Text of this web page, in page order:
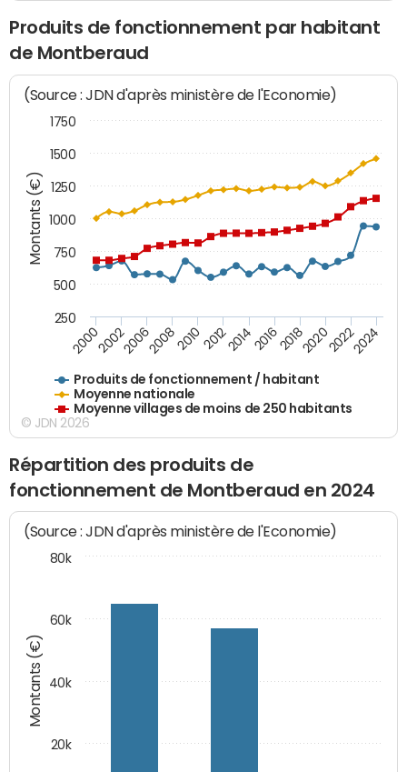
Produits de fonctionnement par habitant
de Montberaud
Montants (€)
(Source : JDN d'après ministère de l'Economie)
Produits de fonctionnement / habitant
Moyenne nationale
Moyenne villages de moins de 250 habitants
200020022006200820102012201420162018202020222024
250
500
750
1000
1250
1500
1750
© JDN 2026
Répartition des produits de
fonctionnement de Montberaud en 2024
Montants (€)
(Source : JDN d'après ministère de l'Economie)
20k
40k
60k
80k